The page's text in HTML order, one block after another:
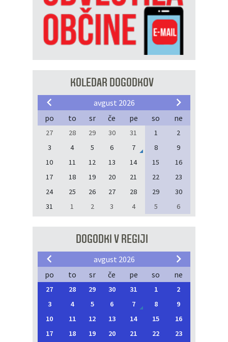
KOLEDAR DOGODKOV
avgust 2026
po
to sr če pe so ne
27 28 29 30 31 1
2
3
4 5 6 7 8
9
10
11 12 13 14 15
16
17
18 19 20 21 22
23
24
25 26 27 28 29
30
31
1 2 3 4 5 6
DOGODKI V REGIJI
avgust 2026
po
to sr če pe so ne
27 28 29 30 31 1
2
3
4 5 6 7 8
9
10
11 12 13 14 15
16
17
18 19 20 21 22
23